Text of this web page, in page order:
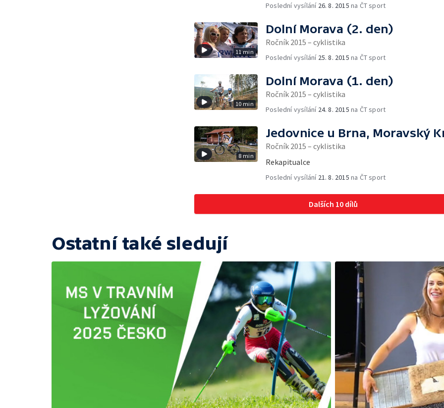
Poslední vysílání 26. 8. 2015 na ČT sport
11 min
Dolní Morava (2. den)
Ročník 2015 – cyklistika
Poslední vysílání 25. 8. 2015 na ČT sport
10 min
Dolní Morava (1. den)
Ročník 2015 – cyklistika
Poslední vysílání 24. 8. 2015 na ČT sport
8 min
Jedovnice u Brna, Moravský
Ročník 2015 – cyklistika
Rekapitualce
Poslední vysílání 21. 8. 2015 na ČT sport
Dalších 10 dílů
Ostatní také sledují